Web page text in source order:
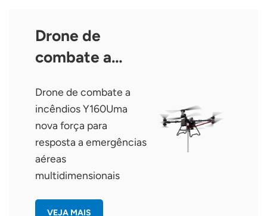
Drone de
combate a
Drone de combate a
incêndios Y160Uma
nova força para
resposta a emergências
aéreas
multidimensionais
VEJA MAIS